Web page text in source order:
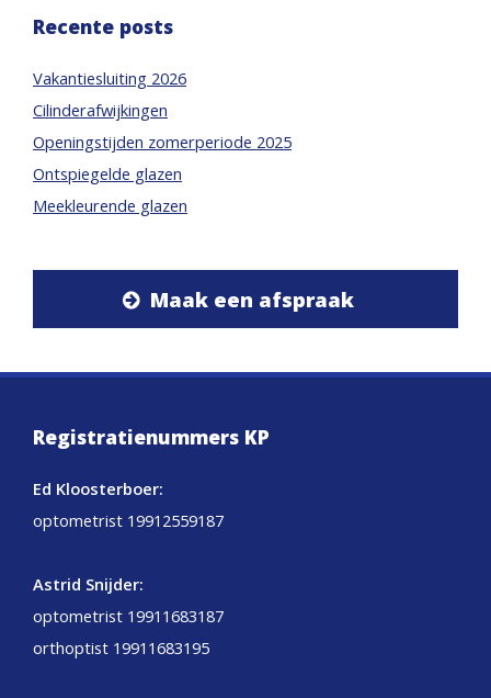
Recente posts
Vakantiesluiting 2026
Cilinderafwijkingen
Openingstijden zomerperiode 2025
Ontspiegelde glazen
Meekleurende glazen
Maak een afspraak
Registratienummers KP
Ed Kloosterboer:
optometrist 19912559187
Astrid Snijder:
optometrist 19911683187
orthoptist 19911683195